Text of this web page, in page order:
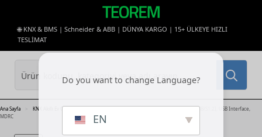
Ana Sayfa KNX Akıllı Ev Otomasyonu ve Bina Yönetimi
ABB, KNX, [USB/S1.2], USB Interface,
MDRC
🌐 KNX & BMS | Schneider & ABB | DÜNYA KARGO | 15+ ÜLKEYE HIZLI
TESLİMAT
Do you want to change Language?
EN